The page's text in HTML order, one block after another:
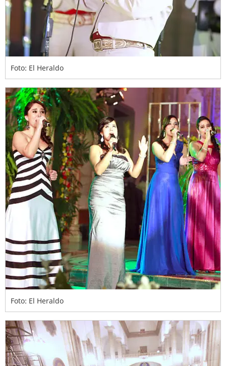
Foto: El Heraldo
Foto: El Heraldo